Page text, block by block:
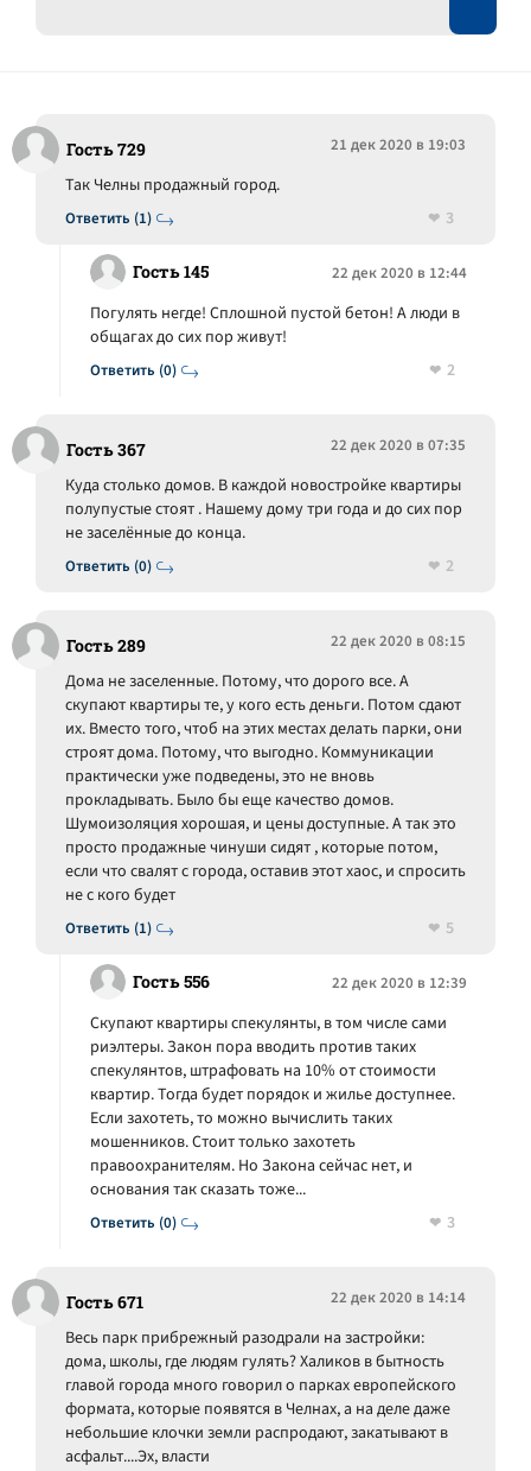
Гость 729 21 дек 2020 в 19:03
Ответить (1)
Так Челны продажный город.
3
Гость 145 22 дек 2020 в 12:44
Ответить (0)
Погулять негде! Сплошной пустой бетон! А люди в
общагах до сих пор живут!
2
Гость 367 22 дек 2020 в 07:35
Ответить (0)
Куда столько домов. В каждой новостройке квартиры
полупустые стоят . Нашему дому три года и до сих пор
не заселённые до конца.
2
Гость 289 22 дек 2020 в 08:15
Ответить (1)
Дома не заселенные. Потому, что дорого все. А
скупают квартиры те, у кого есть деньги. Потом сдают
их. Вместо того, чтоб на этих местах делать парки, они
строят дома. Потому, что выгодно. Коммуникации
практически уже подведены, это не вновь
прокладывать. Было бы еще качество домов.
Шумоизоляция хорошая, и цены доступные. А так это
просто продажные чинуши сидят , которые потом,
если что свалят с города, оставив этот хаос, и спросить
не с кого будет
5
Гость 556 22 дек 2020 в 12:39
Ответить (0)
Скупают квартиры спекулянты, в том числе сами
риэлтеры. Закон пора вводить против таких
спекулянтов, штрафовать на 10% от стоимости
квартир. Тогда будет порядок и жилье доступнее.
Если захотеть, то можно вычислить таких
мошенников. Стоит только захотеть
правоохранителям. Но Закона сейчас нет, и
основания так сказать тоже...
3
Гость 671 22 дек 2020 в 14:14
Весь парк прибрежный разодрали на застройки:
дома, школы, где людям гулять? Халиков в бытность
главой города много говорил о парках европейского
формата, которые появятся в Челнах, а на деле даже
небольшие клочки земли распродают, закатывают в
асфальт....Эх, власти